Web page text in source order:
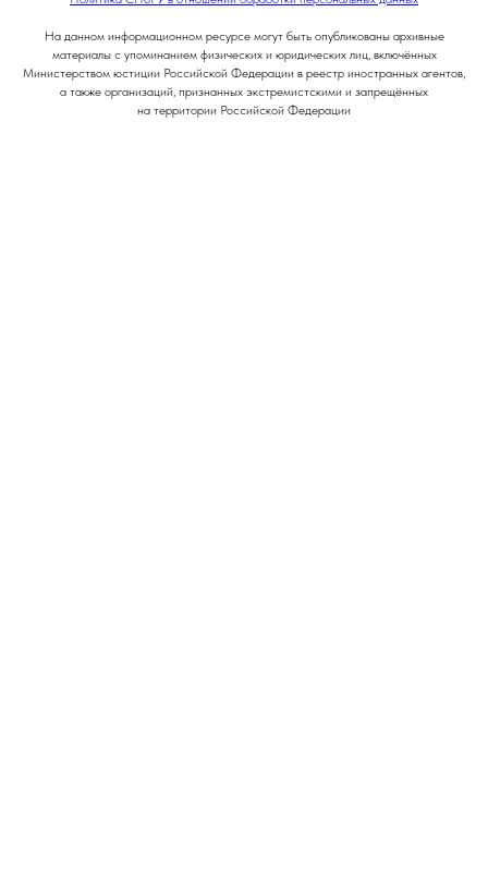
На данном информационном ресурсе могут быть опубликованы архивные
материалы с упоминанием физических и юридических лиц, включённых
Министерством юстиции Российской Федерации в реестр иностранных агентов,
а также организаций, признанных экстремистскими и запрещённых
на территории Российской Федерации